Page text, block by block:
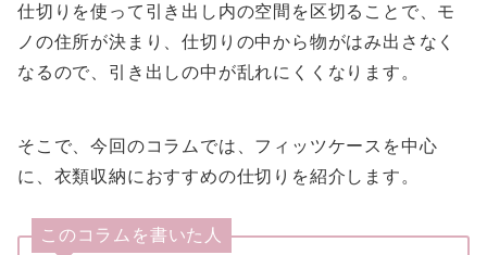
仕切りを使って引き出し内の空間を区切ることで、モ
ノの住所が決まり、仕切りの中から物がはみ出さなく
なるので、引き出しの中が乱れにくくなります。
そこで、今回のコラムでは、フィッツケースを中心
に、衣類収納におすすめの仕切りを紹介します。
このコラムを書いた人